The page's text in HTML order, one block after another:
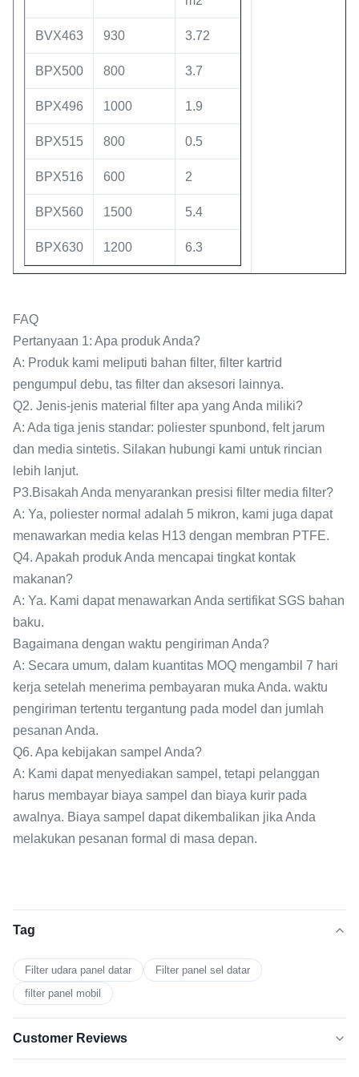
BVX463 930 3.72
BPX500 800 3.7
BPX496 1000 1.9
BPX515 800 0.5
BPX516 600 2
BPX560 1500 5.4
BPX630 1200 6.3
FAQ
Pertanyaan 1: Apa produk Anda?
A: Produk kami meliputi bahan filter, filter kartrid
pengumpul debu, tas filter dan aksesori lainnya.
Q2. Jenis-jenis material filter apa yang Anda miliki?
A: Ada tiga jenis standar: poliester spunbond, felt jarum
dan media sintetis. Silakan hubungi kami untuk rincian
lebih lanjut.
P3.Bisakah Anda menyarankan presisi filter media filter?
A: Ya, poliester normal adalah 5 mikron, kami juga dapat
menawarkan media kelas H13 dengan membran PTFE.
Q4. Apakah produk Anda mencapai tingkat kontak
makanan?
A: Ya. Kami dapat menawarkan Anda sertifikat SGS bahan
baku.
Bagaimana dengan waktu pengiriman Anda?
A: Secara umum, dalam kuantitas MOQ mengambil 7 hari
kerja setelah menerima pembayaran muka Anda. waktu
pengiriman tertentu tergantung pada model dan jumlah
pesanan Anda.
Q6. Apa kebijakan sampel Anda?
A: Kami dapat menyediakan sampel, tetapi pelanggan
harus membayar biaya sampel dan biaya kurir pada
awalnya. Biaya sampel dapat dikembalikan jika Anda
melakukan pesanan formal di masa depan.
Tag
Filter udara panel datar
Filter panel sel datar
filter panel mobil
Customer Reviews